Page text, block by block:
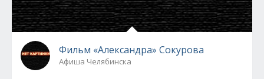
Фильм «Александра» Сокурова
Афиша Челябинска